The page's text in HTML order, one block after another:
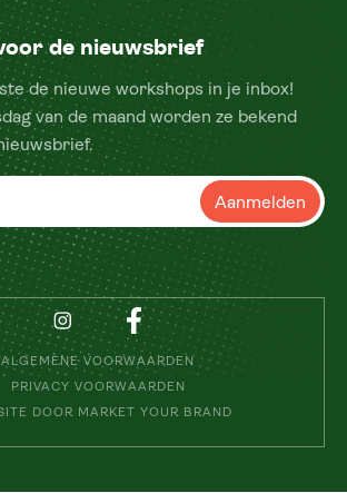
de nieuwsbrief
de nieuwe workshops in je inbox!
van de maand worden ze bekend
ALGEMENE VOORWAARDEN
PRIVACY VOORWAARDEN
DOOR MARKET YOUR BRAND